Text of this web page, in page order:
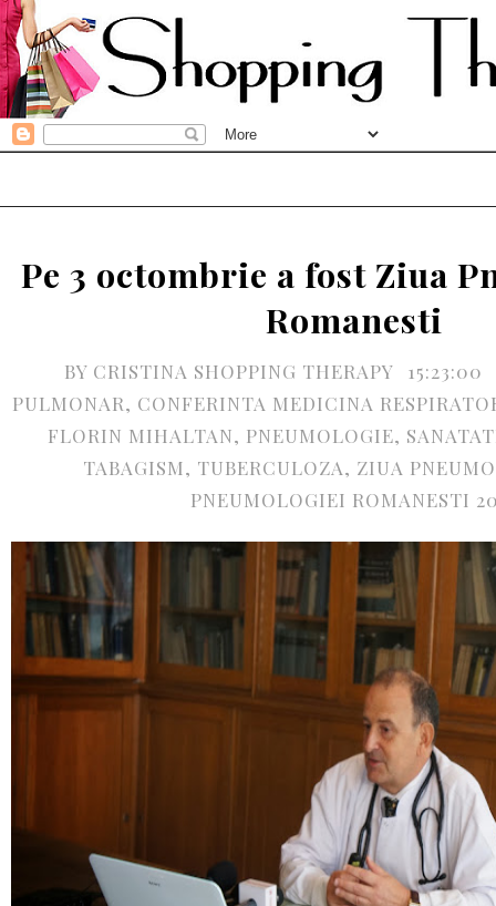
Pe 3 octombrie a fost Ziua
Romanesti
BY CRISTINA SHOPPING THERAPY
15:23:00
PULMONAR, CONFERINTA MEDICINA
FLORIN MIHALTAN, PNEUMOLOGIE,
TABAGISM, TUBERCULOZA, ZIUA
PNEUMOLOGIEI ROMANESTI